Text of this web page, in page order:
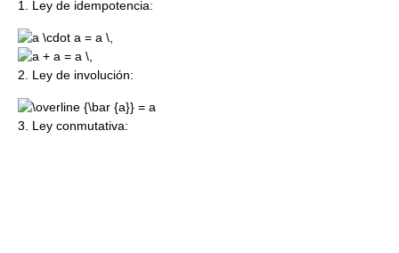
1. Ley de idempotencia:
2. Ley de involución:
3. Ley conmutativa: